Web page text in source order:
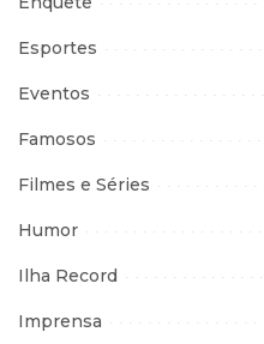
Esportes
Eventos
Famosos
Filmes e Séries
Humor
Ilha Record
Imprensa